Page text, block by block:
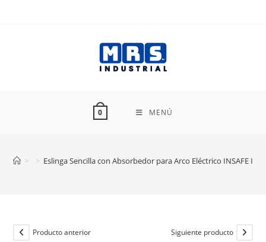
0 MENÚ
> > Eslinga Sencilla con Absorbedor para Arco Eléctrico INSAFE IN-
Producto anterior Siguiente producto